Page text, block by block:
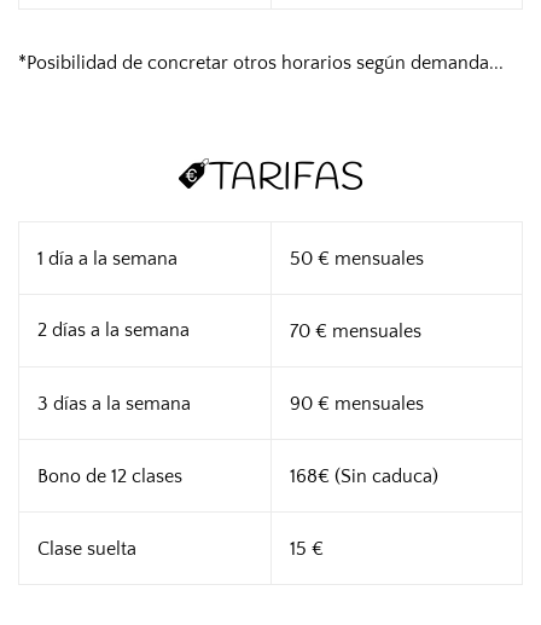
*Posibilidad de concretar otros horarios según demanda...
TARIFAS
1 día a la semana 50 € mensuales
2 días a la semana 70 € mensuales
3 días a la semana 90 € mensuales
Bono de 12 clases 168€ (Sin caduca)
Clase suelta 15 €